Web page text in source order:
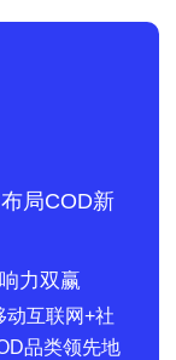
局COD新
力双赢
动互联网+社
品类领先地